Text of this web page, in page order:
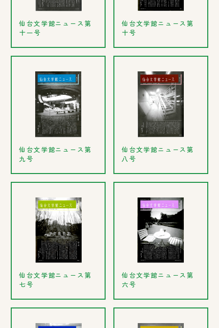
仙台文学館ニュース第
十一号
仙台文学館ニュース第
十号
仙台文学館ニュース第
九号
仙台文学館ニュース第
八号
仙台文学館ニュース第
七号
仙台文学館ニュース第
六号